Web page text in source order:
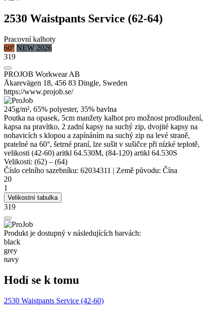
2530 Waistpants Service (62-64)
Pracovní kalhoty
60° NEW 2026
319
PROJOB Workwear AB
Åkarevägen 18, 456 83 Dingle, Sweden
https://www.projob.se/
245g/m², 65% polyester, 35% bavlna
Poutka na opasek, 5cm manžety kalhot pro možnost prodloužení,
kapsa na pravítko, 2 zadní kapsy na suchý zip, dvojité kapsy na
nohavicích s klopou a zapínáním na suchý zip na levé straně,
pratelné na 60°, šetrné praní, lze sušit v sušičce při nízké teplotě,
velikosti (42-60) aritkl 64.530M, (84-120) artikl 64.530S
Velikosti: (62) – (64)
Číslo celního sazebníku: 62034311 | Země původu: Čína
20
1
Velikostní tabulka
319
Produkt je dostupný v následujících barvách:
black
grey
navy
Hodí se k tomu
2530 Waistpants Service (42-60)